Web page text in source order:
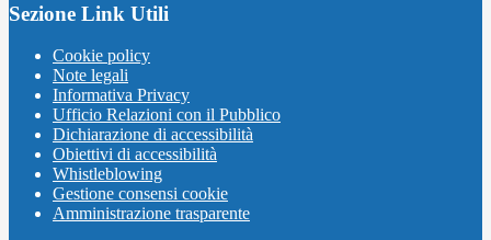
Sezione Link Utili
Cookie policy
Note legali
Informativa Privacy
Ufficio Relazioni con il Pubblico
Dichiarazione di accessibilità
Obiettivi di accessibilità
Whistleblowing
Gestione consensi cookie
Amministrazione trasparente